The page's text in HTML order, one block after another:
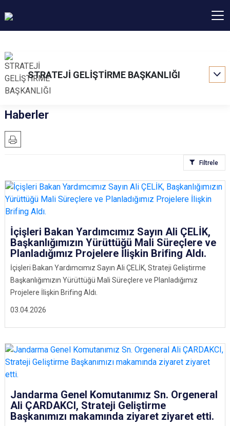
STRATEJİ GELİŞTİRME BAŞKANLIĞI
Haberler
Filtrele
03.04.2026
İçişleri Bakan Yardımcımız Sayın Ali ÇELİK,
Başkanlığımızın Yürüttüğü Mali Süreçlere ve
Planladığımız Projelere İlişkin Brifing Aldı.
İçişleri Bakan Yardımcımız Sayın Ali ÇELİK, Strateji Geliştirme
Başkanlığımızın Yürüttüğü Mali Süreçlere ve Planladığımız
Projelere İlişkin Brifing Aldı.
Jandarma Genel Komutanımız Sn. Orgeneral
Ali ÇARDAKCI, Strateji Geliştirme
Başkanımızı makamında ziyaret ziyaret etti.